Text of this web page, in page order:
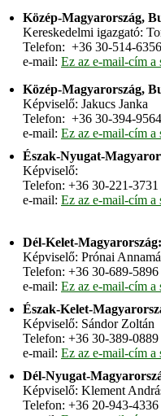
Közép-Magyarország,
Kereskedelmi igazgató:
Telefon: +36 30-514-6356
e-mail: Ez az e-mail-cím a
Közép-Magyarország,
Képviselő: Jakucs Janka
Telefon: +36 30-394-9564
e-mail: Ez az e-mail-cím a
Észak-Nyugat-
Képviselő:
Telefon: +36 30-221-3731
e-mail: Ez az e-mail-cím a
Dél-Kelet-Magyarország:
Képviselő: Prónai
Telefon: +36 30-689-5896
e-mail: Ez az e-mail-cím a
Észak-Kelet-
Képviselő: Sándor Zoltán
Telefon: +36 30-389-0889
e-mail: Ez az e-mail-cím a
Dél-Nyugat-
Képviselő: Klement
Telefon: +36 20-943-4336